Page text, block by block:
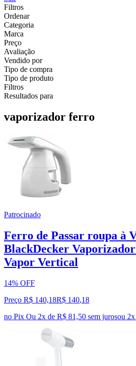
Filtros
Ordenar
Categoria
Marca
Preço
Avaliação
Vendido por
Tipo de compra
Tipo de produto
Filtros
Resultados para
vaporizador ferro
Patrocinado
Ferro de Passar roupa à
BlackDecker
Vapor Vertical
14% OFF
Preço R$ 140,18R$ 140,18
no Pix Ou 2x de R$ 81,50 sem jurosou 2x